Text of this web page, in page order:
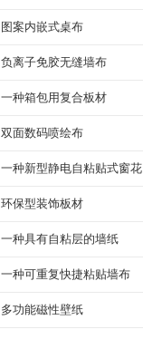
图案内嵌式桌布
负离子免胶无缝墙布
一种箱包用复合板材
双面数码喷绘布
一种新型静电自粘贴式窗花
环保型装饰板材
一种具有自粘层的墙纸
一种可重复快捷粘贴墙布
多功能磁性壁纸